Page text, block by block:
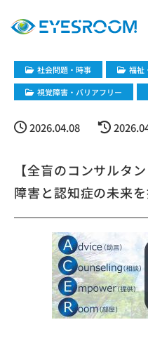
社会問題・時事
福祉
視覚障害・バリアフリー
2026.04.08
【全盲のコンサルタ
障害と認知症の未来を